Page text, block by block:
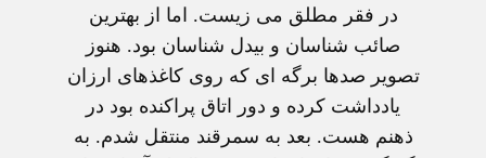
در فقر مطلق می زيست. اما از بهترين
صائب شناسان و بيدل شناسان بود. هنوز
تصوير صدها برگه ای که روی کاغذهای ارزان
يادداشت کرده و دور اتاق پراکنده بود در
ذهنم هست. بعد به سمرقند منتقل شدم. به